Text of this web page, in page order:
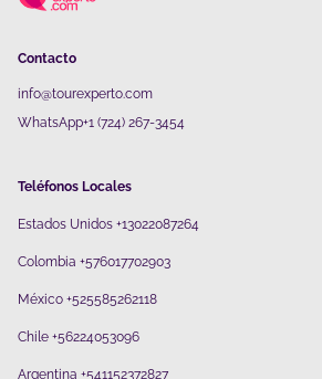
Contacto
info@tourexperto.com
WhatsApp+1 (724) 267-3454
Teléfonos Locales
Estados Unidos +13022087264
Colombia +576017702903
México +525585262118
Chile +56224053096
Argentina +541152372827